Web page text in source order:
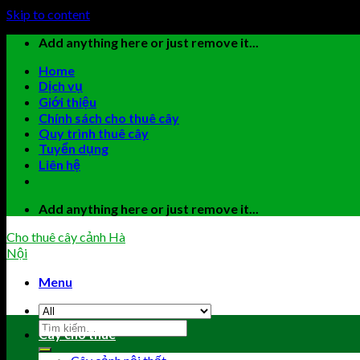
Skip to content
Add anything here or just remove it...
Home
Dịch vụ
Giới thiệu
Chính sách cho thuê cây
Quy trình thuê cây
Tuyển dụng
Liên hệ
Add anything here or just remove it...
Cho thuê cây cảnh Hà
Nội
Menu
Cây cho thuê